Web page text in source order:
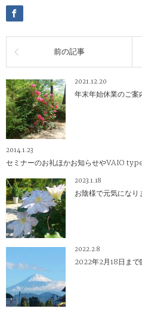
前の記事
2021.12.20
年末年始休業のご案
2014.1.23
セミナーのお礼ほかお知らせやVAIO
2023.1.18
お陰様で元気になり
2022.2.8
2022年2月18日ま